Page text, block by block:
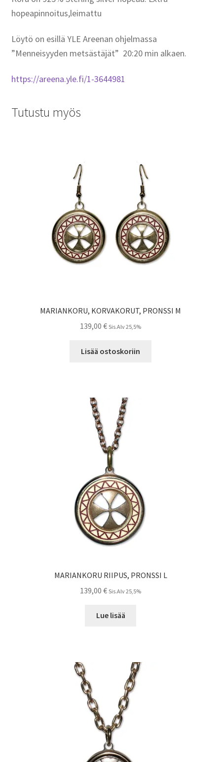
hopeapinnoitus,leimattu
Löytö on esillä YLE Areenan ohjelmassa
”Menneisyyden metsästäjät” 20:20 min alkaen.
https://areena.yle.fi/1-3644981
Tutustu myös
MARIANKORU, KORVAKORUT, PRONSSI M
139,00 € Sis.Alv 25,5%
Lisää ostoskoriin
MARIANKORU RIIPUS, PRONSSI L
139,00 € Sis.Alv 25,5%
Lue lisää